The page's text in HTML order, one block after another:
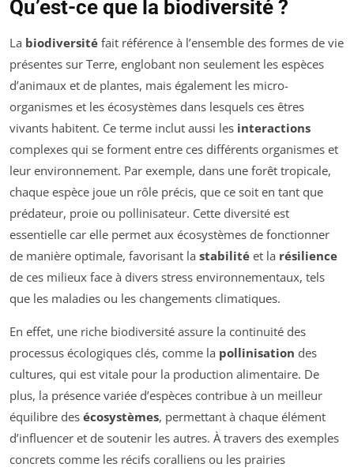
Qu’est-ce que la biodiversité ?
La biodiversité fait référence à l’ensemble des formes de vie
présentes sur Terre, englobant non seulement les espèces
d’animaux et de plantes, mais également les micro-
organismes et les écosystèmes dans lesquels ces êtres
vivants habitent. Ce terme inclut aussi les interactions
complexes qui se forment entre ces différents organismes et
leur environnement. Par exemple, dans une forêt tropicale,
chaque espèce joue un rôle précis, que ce soit en tant que
prédateur, proie ou pollinisateur. Cette diversité est
essentielle car elle permet aux écosystèmes de fonctionner
de manière optimale, favorisant la stabilité et la résilience
de ces milieux face à divers stress environnementaux, tels
que les maladies ou les changements climatiques.
En effet, une riche biodiversité assure la continuité des
processus écologiques clés, comme la pollinisation des
cultures, qui est vitale pour la production alimentaire. De
plus, la présence variée d’espèces contribue à un meilleur
équilibre des écosystèmes, permettant à chaque élément
d’influencer et de soutenir les autres. À travers des exemples
concrets comme les récifs coralliens ou les prairies